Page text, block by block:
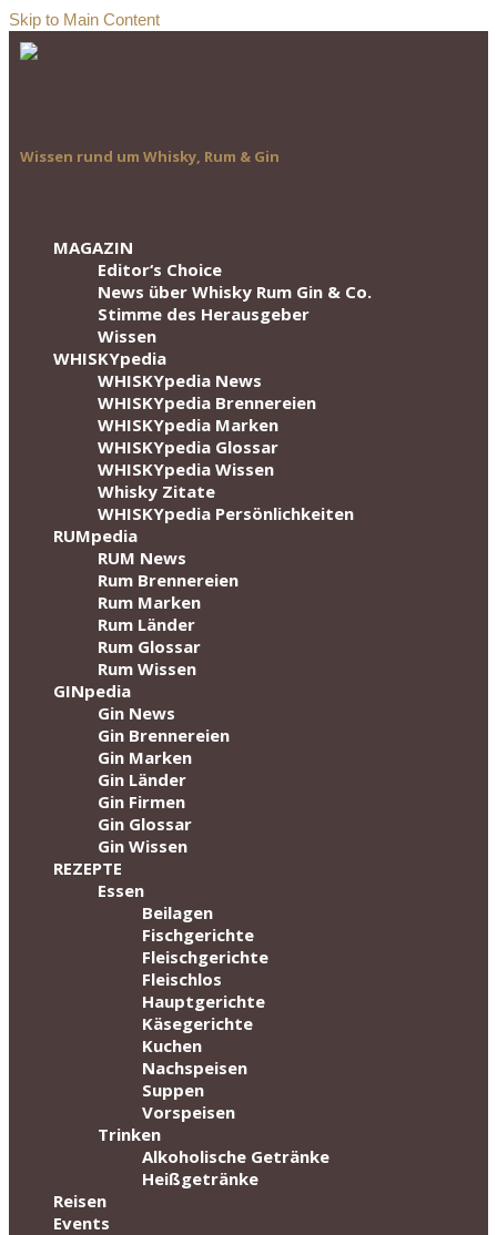
Skip to Main Content
Wissen rund um Whisky, Rum & Gin
MAGAZIN
Editor‘s Choice
News über Whisky Rum Gin & Co.
Stimme des Herausgeber
Wissen
WHISKYpedia
WHISKYpedia News
WHISKYpedia Brennereien
WHISKYpedia Marken
WHISKYpedia Glossar
WHISKYpedia Wissen
Whisky Zitate
WHISKYpedia Persönlichkeiten
RUMpedia
RUM News
Rum Brennereien
Rum Marken
Rum Länder
Rum Glossar
Rum Wissen
GINpedia
Gin News
Gin Brennereien
Gin Marken
Gin Länder
Gin Firmen
Gin Glossar
Gin Wissen
REZEPTE
Essen
Beilagen
Fischgerichte
Fleischgerichte
Fleischlos
Hauptgerichte
Käsegerichte
Kuchen
Nachspeisen
Suppen
Vorspeisen
Trinken
Alkoholische Getränke
Heißgetränke
Reisen
Events